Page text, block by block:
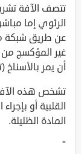
تتصف الآفة
الرئوي إما
عن طريق شبكة
غير المؤكسج من
أن يمر
تشخص هذه
القلبية أو
المادة الظليلة.
"